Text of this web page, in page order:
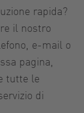
rapida?
il nostro
e-mail o
pagina,
tutte le
di